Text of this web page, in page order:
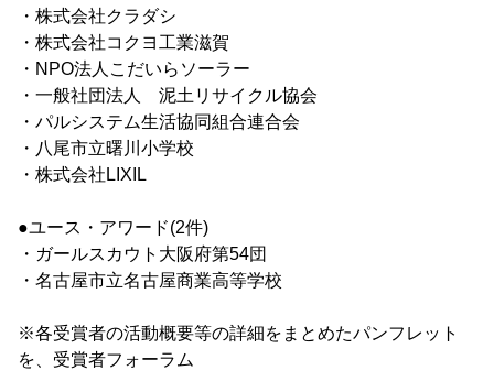
・株式会社クラダシ
・株式会社コクヨ工業滋賀
・NPO法人こだいらソーラー
・一般社団法人 泥土リサイクル協会
・パルシステム生活協同組合連合会
・八尾市立曙川小学校
・株式会社LIXIL
●ユース・アワード(2件)
・ガールスカウト大阪府第54団
・名古屋市立名古屋商業高等学校
※各受賞者の活動概要等の詳細をまとめたパンフレット
を、受賞者フォーラム